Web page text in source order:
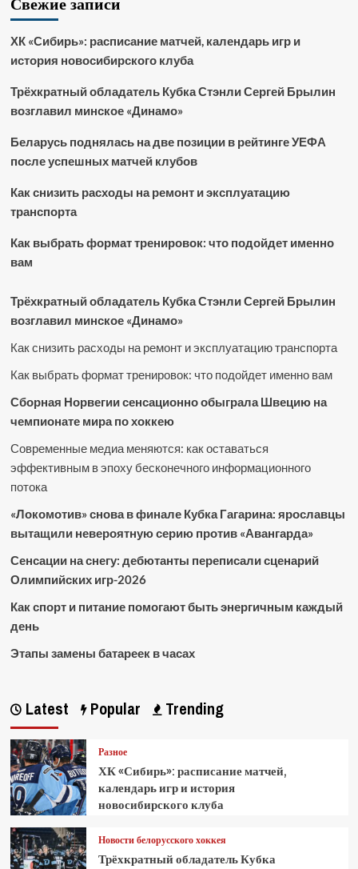
ХК «Сибирь»: расписание матчей, календарь игр и
история новосибирского клуба
Трёхкратный обладатель Кубка Стэнли Сергей Брылин
возглавил минское «Динамо»
Беларусь поднялась на две позиции в рейтинге УЕФА
после успешных матчей клубов
Как снизить расходы на ремонт и эксплуатацию
транспорта
Как выбрать формат тренировок: что подойдет именно
вам
Трёхкратный обладатель Кубка Стэнли Сергей Брылин
возглавил минское «Динамо»
Как снизить расходы на ремонт и эксплуатацию транспорта
Как выбрать формат тренировок: что подойдет именно вам
Сборная Норвегии сенсационно обыграла Швецию на
чемпионате мира по хоккею
Современные медиа меняются: как оставаться
эффективным в эпоху бесконечного информационного
потока
«Локомотив» снова в финале Кубка Гагарина: ярославцы
вытащили невероятную серию против «Авангарда»
Сенсации на снегу: дебютанты переписали сценарий
Олимпийских игр-2026
Как спорт и питание помогают быть энергичным каждый
день
Этапы замены батареек в часах
Latest Popular Trending
Разное
ХК «Сибирь»: расписание матчей,
календарь игр и история
новосибирского клуба
Новости белорусского хоккея
Трёхкратный обладатель Кубка